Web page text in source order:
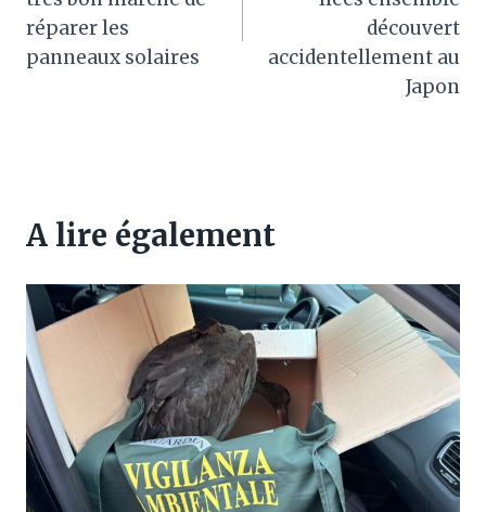
réparer les
panneaux solaires
découvert
accidentellement au
Japon
A lire également